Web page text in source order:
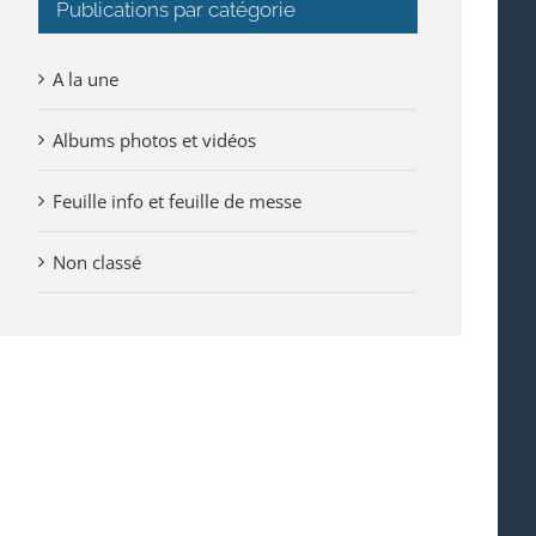
Publications par catégorie
A la une
Albums photos et vidéos
Feuille info et feuille de messe
Non classé